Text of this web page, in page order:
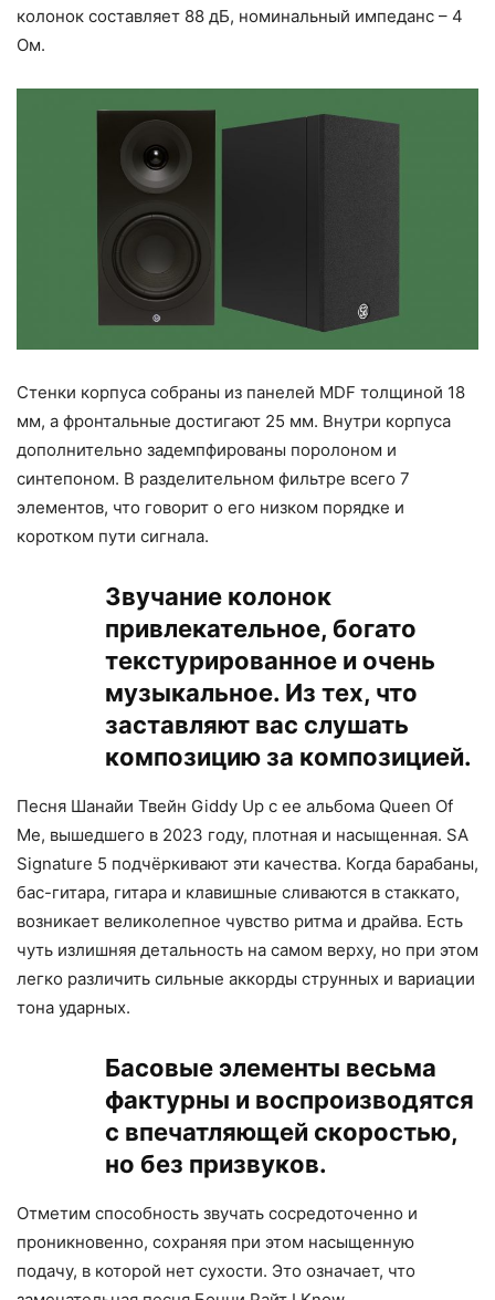
колонок составляет 88 дБ, номинальный импеданс – 4
Ом.
Стенки корпуса собраны из панелей MDF толщиной 18
мм, а фронтальные достигают 25 мм. Внутри корпуса
дополнительно задемпфированы поролоном и
синтепоном. В разделительном фильтре всего 7
элементов, что говорит о его низком порядке и
коротком пути сигнала.
Звучание колонок
привлекательное, богато
текстурированное и очень
музыкальное. Из тех, что
заставляют вас слушать
композицию за композицией.
Песня Шанайи Твейн Giddy Up с ее альбома Queen Of
Me, вышедшего в 2023 году, плотная и насыщенная. SA
Signature 5 подчёркивают эти качества. Когда барабаны,
бас-гитара, гитара и клавишные сливаются в стаккато,
возникает великолепное чувство ритма и драйва. Есть
чуть излишняя детальность на самом верху, но при этом
легко различить сильные аккорды струнных и вариации
тона ударных.
Басовые элементы весьма
фактурны и воспроизводятся
с впечатляющей скоростью,
но без призвуков.
Отметим способность звучать сосредоточенно и
проникновенно, сохраняя при этом насыщенную
подачу, в которой нет сухости. Это означает, что